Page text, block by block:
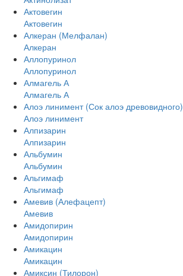
Актовегин
Актовегин
Алкеран (Мелфалан)
Алкеран
Аллопуринол
Аллопуринол
Алмагель А
Алмагель А
Алоэ линимент (Сок алоэ древовидного)
Алоэ линимент
Алпизарин
Алпизарин
Альбумин
Альбумин
Альгимаф
Альгимаф
Амевив (Алефацепт)
Амевив
Амидопирин
Амидопирин
Амикацин
Амикацин
Амиксин (Тилорон)